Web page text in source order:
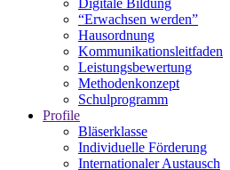
Digitale Bildung
“Erwachsen werden”
Hausordnung
Kommunikationsleitfaden
Leistungsbewertung
Methodenkonzept
Schulprogramm
Profile
Bläserklasse
Individuelle Förderung
Internationaler Austausch